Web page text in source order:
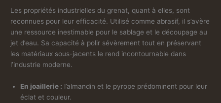
Les propriétés industrielles du grenat, quant à elles, sont
reconnues pour leur efficacité. Utilisé comme abrasif, il s’avère
une ressource inestimable pour le sablage et le découpage au
jet d’eau. Sa capacité à polir sévèrement tout en préservant
les matériaux sous-jacents le rend incontournable dans
l’industrie moderne.
En joaillerie : l’almandin et le pyrope prédominent pour leur
éclat et couleur.